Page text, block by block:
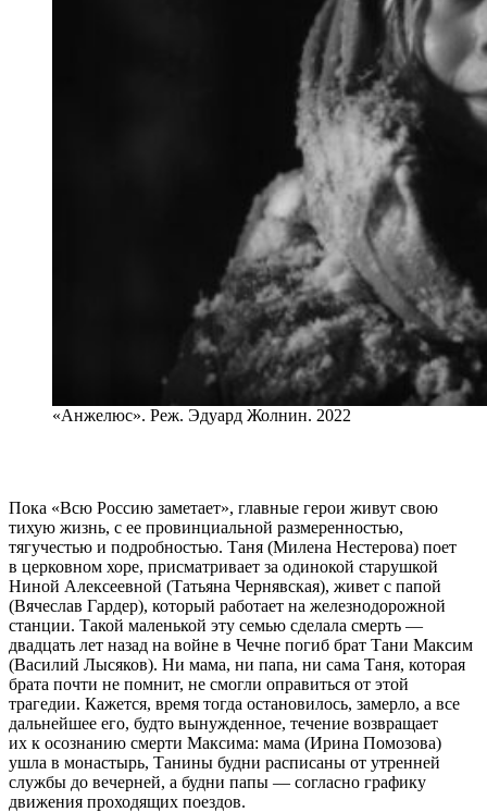
«Анжелюс». Реж. Эдуард Жолнин. 2022
Пока «Всю Россию заметает», главные герои живут свою
тихую жизнь, с ее провинциальной размеренностью,
тягучестью и подробностью. Таня (Милена Нестерова) поет
в церковном хоре, присматривает за одинокой старушкой
Ниной Алексеевной (Татьяна Чернявская), живет с папой
(Вячеслав Гардер), который работает на железнодорожной
станции. Такой маленькой эту семью сделала смерть —
двадцать лет назад на войне в Чечне погиб брат Тани Максим
(Василий Лысяков). Ни мама, ни папа, ни сама Таня, которая
брата почти не помнит, не смогли оправиться от этой
трагедии. Кажется, время тогда остановилось, замерло, а все
дальнейшее его, будто вынужденное, течение возвращает
их к осознанию смерти Максима: мама (Ирина Помозова)
ушла в монастырь, Танины будни расписаны от утренней
службы до вечерней, а будни папы — согласно графику
движения проходящих поездов.